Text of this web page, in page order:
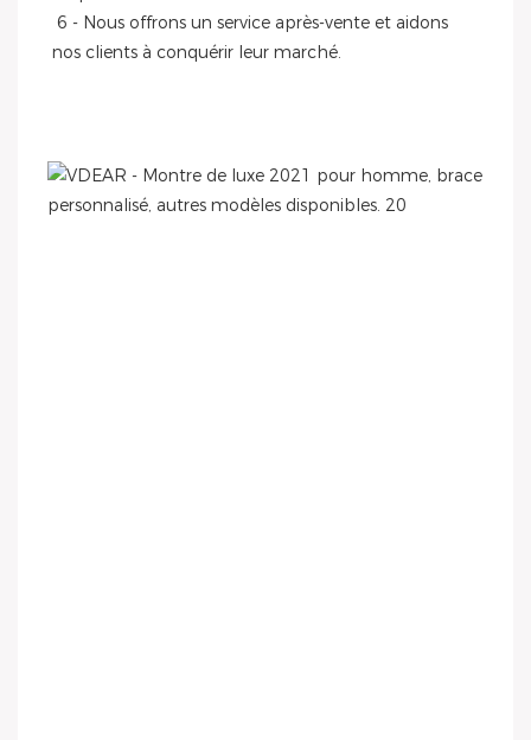
nos clients à conquérir leur marché.